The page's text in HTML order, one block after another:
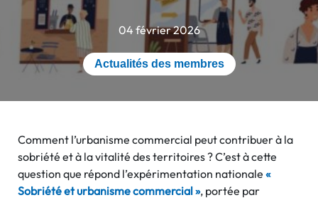
04 février 2026
Actualités des membres
Comment l’urbanisme commercial peut contribuer à la
sobriété et à la vitalité des territoires ? C’est à cette
question que répond l’expérimentation nationale «
Sobriété et urbanisme commercial », portée par